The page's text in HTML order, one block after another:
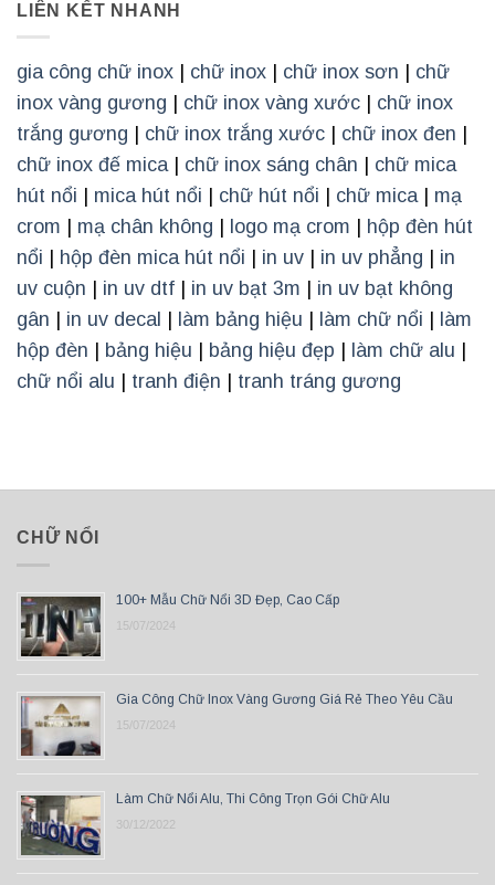
LIÊN KẾT NHANH
gia công chữ inox chữ inox chữ inox sơn
chữ
inox vàng gương
chữ inox vàng xước
chữ inox
trắng gương
chữ inox trắng xước chữ inox đen
chữ inox đế mica| chữ inox sáng chân
chữ mica
hút nổi
mica hút nổi chữ hút nổi chữ mica| mạ
crom
mạ chân không logo mạ crom
hộp đèn hút
nổi
hộp đèn mica hút nổi in uv in uv phẳng
in
uv cuộn
in uv dtf in uv bạt 3m
in uv bạt không
gân
in uv decal làm bảng hiệu làm chữ nổi
làm
hộp đèn
bảng hiệu bảng hiệu đẹp làm chữ alu
chữ nổi alu
tranh điện tranh tráng gương
CHỮ NỔI
100+ Mẫu Chữ Nổi 3D Đẹp, Cao Cấp
15/07/2024
Gia Công Chữ Inox Vàng Gương Giá Rẻ Theo Yêu Cầu
15/07/2024
Làm Chữ Nổi Alu, Thi Công Trọn Gói Chữ Alu
30/12/2022